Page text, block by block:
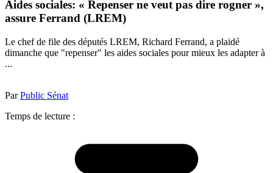
Aides sociales: « Repenser ne veut pas dire rogner »,
assure Ferrand (LREM)
Le chef de file des députés LREM, Richard Ferrand, a plaidé
dimanche que "repenser" les aides sociales pour mieux les adapter à
...
ParPublic Sénat
Temps de lecture :